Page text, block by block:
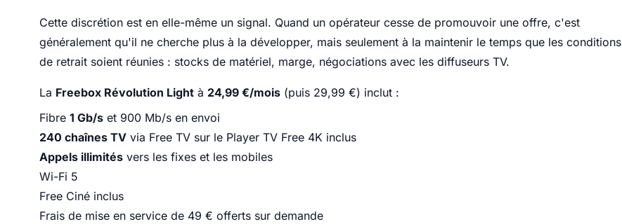
Cette discrétion est en elle-même un signal. Quand un opérateur cesse de promouvoir une offre, c'est
généralement qu'il ne cherche plus à la développer, mais seulement à la maintenir le temps que les conditions
de retrait soient réunies : stocks de matériel, marge, négociations avec les diffuseurs TV.
La Freebox Révolution Light à 24,99 €/mois (puis 29,99 €) inclut :
Fibre 1 Gb/s et 900 Mb/s en envoi
240 chaînes TV via Free TV sur le Player TV Free 4K inclus
Appels illimités vers les fixes et les mobiles
Wi-Fi 5
Free Ciné inclus
Frais de mise en service de 49 € offerts sur demande